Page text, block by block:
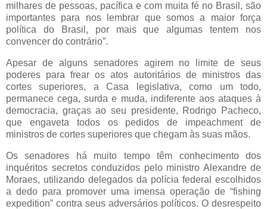
milhares de pessoas, pacífica e com muita fé no Brasil, são
importantes para nos lembrar que somos a maior força
política do Brasil, por mais que algumas tentem nos
convencer do contrário”.
Apesar de alguns senadores agirem no limite de seus
poderes para frear os atos autoritários de ministros das
cortes superiores, a Casa legislativa, como um todo,
permanece cega, surda e muda, indiferente aos ataques à
democracia, graças ao seu presidente, Rodrigo Pacheco,
que engaveta todos os pedidos de impeachment de
ministros de cortes superiores que chegam às suas mãos.
Os senadores há muito tempo têm conhecimento dos
inquéritos secretos conduzidos pelo ministro Alexandre de
Moraes, utilizando delegados da polícia federal escolhidos
a dedo para promover uma imensa operação de “fishing
expedition” contra seus adversários políticos. O desrespeito